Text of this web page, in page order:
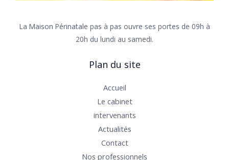
La Maison Périnatale​ pas à pas ouvre ses portes de 09h à
20h du lundi au samedi.
Plan du site
Accueil
Le cabinet
intervenants
Actualités
Contact
Nos professionnels